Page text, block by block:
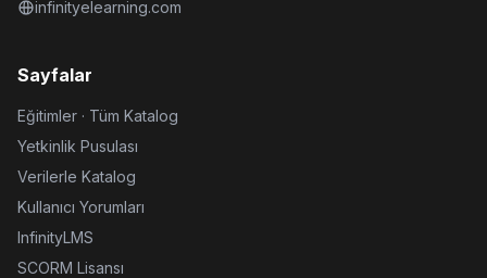
infinityelearning.com
Sayfalar
Eğitimler · Tüm Katalog
Yetkinlik Pusulası
Verilerle Katalog
Kullanıcı Yorumları
InfinityLMS
SCORM Lisansı